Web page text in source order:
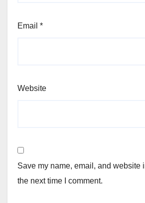
Email *
Website
Save my name, email, and website
the next time I comment.